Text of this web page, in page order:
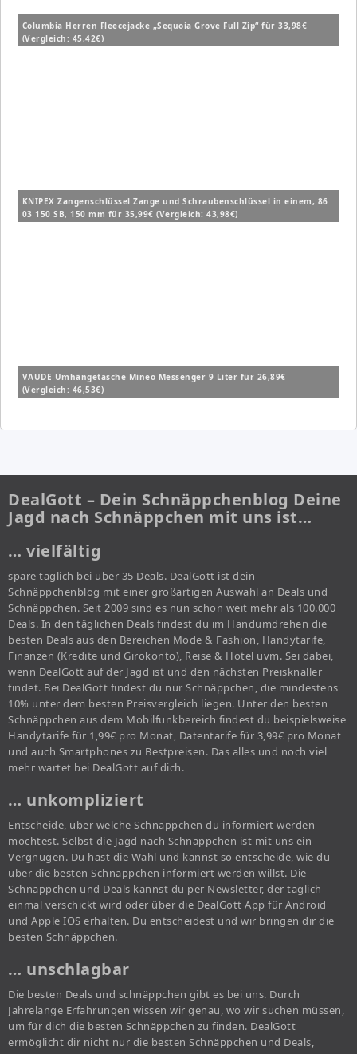
Columbia Herren Fleecejacke „Sequoia Grove Full Zip“ für 33,98€
(Vergleich: 45,42€)
KNIPEX Zangenschlüssel Zange und Schraubenschlüssel in einem, 86
03 150 SB, 150 mm für 35,99€ (Vergleich: 43,98€)
VAUDE Umhängetasche Mineo Messenger 9 Liter für 26,89€
(Vergleich: 46,53€)
DealGott – Dein Schnäppchenblog Deine
Jagd nach Schnäppchen mit uns ist…
… vielfältig
spare täglich bei über 35 Deals. DealGott ist dein
Schnäppchenblog mit einer großartigen Auswahl an Deals und
Schnäppchen. Seit 2009 sind es nun schon weit mehr als 100.000
Deals. In den täglichen Deals findest du im Handumdrehen die
besten Deals aus den Bereichen Mode & Fashion, Handytarife,
Finanzen (Kredite und Girokonto), Reise & Hotel uvm. Sei dabei,
wenn DealGott auf der Jagd ist und den nächsten Preisknaller
findet. Bei DealGott findest du nur Schnäppchen, die mindestens
10% unter dem besten Preisvergleich liegen. Unter den besten
Schnäppchen aus dem Mobilfunkbereich findest du beispielsweise
Handytarife für 1,99€ pro Monat, Datentarife für 3,99€ pro Monat
und auch Smartphones zu Bestpreisen. Das alles und noch viel
mehr wartet bei DealGott auf dich.
… unkompliziert
Entscheide, über welche Schnäppchen du informiert werden
möchtest. Selbst die Jagd nach Schnäppchen ist mit uns ein
Vergnügen. Du hast die Wahl und kannst so entscheide, wie du
über die besten Schnäppchen informiert werden willst. Die
Schnäppchen und Deals kannst du per Newsletter, der täglich
einmal verschickt wird oder über die DealGott App für Android
und Apple IOS erhalten. Du entscheidest und wir bringen dir die
besten Schnäppchen.
… unschlagbar
Die besten Deals und schnäppchen gibt es bei uns. Durch
Jahrelange Erfahrungen wissen wir genau, wo wir suchen müssen,
um für dich die besten Schnäppchen zu finden. DealGott
ermöglicht dir nicht nur die besten Schnäppchen und Deals,